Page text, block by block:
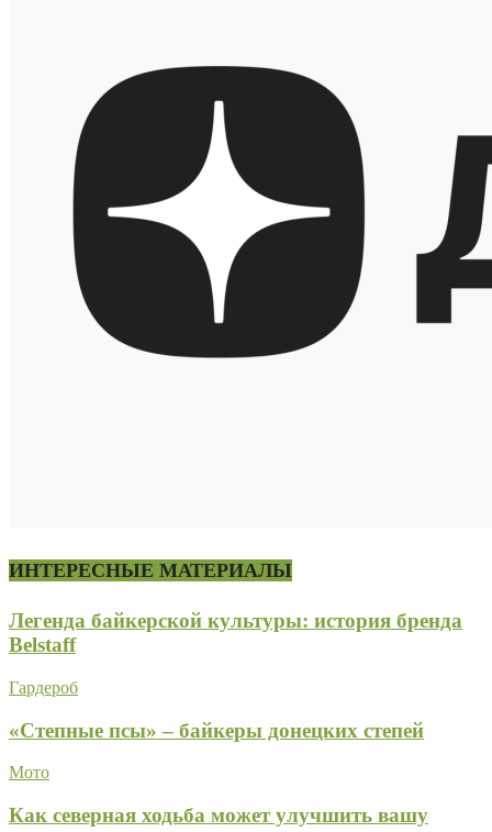
ИНТЕРЕСНЫЕ МАТЕРИАЛЫ
Легенда байкерской культуры: история бренда
Belstaff
Гардероб
«Степные псы» – байкеры донецких степей
Мото
Как северная ходьба может улучшить вашу